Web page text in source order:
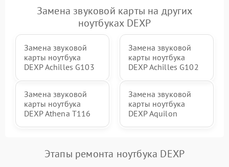
Замена звуковой карты на других
ноутбуках DEXP
Замена звуковой
карты ноутбука
DEXP Achilles G103
Замена звуковой
карты ноутбука
DEXP Achilles G102
Замена звуковой
карты ноутбука
DEXP Athena T116
Замена звуковой
карты ноутбука
DEXP Aquilon
Этапы ремонта ноутбука DEXP